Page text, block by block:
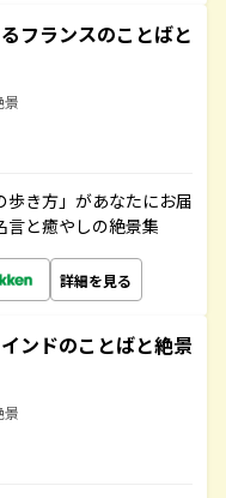
フランスのことばと
景
き方」があなたにお届
言と癒やしの絶景集
詳細を見る
ンドのことばと絶景
景